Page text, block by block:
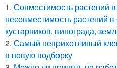
1. Совместимость растений
несовместимость растений
кустарников, винограда,
2. Самый неприхотливый
в новую подборку